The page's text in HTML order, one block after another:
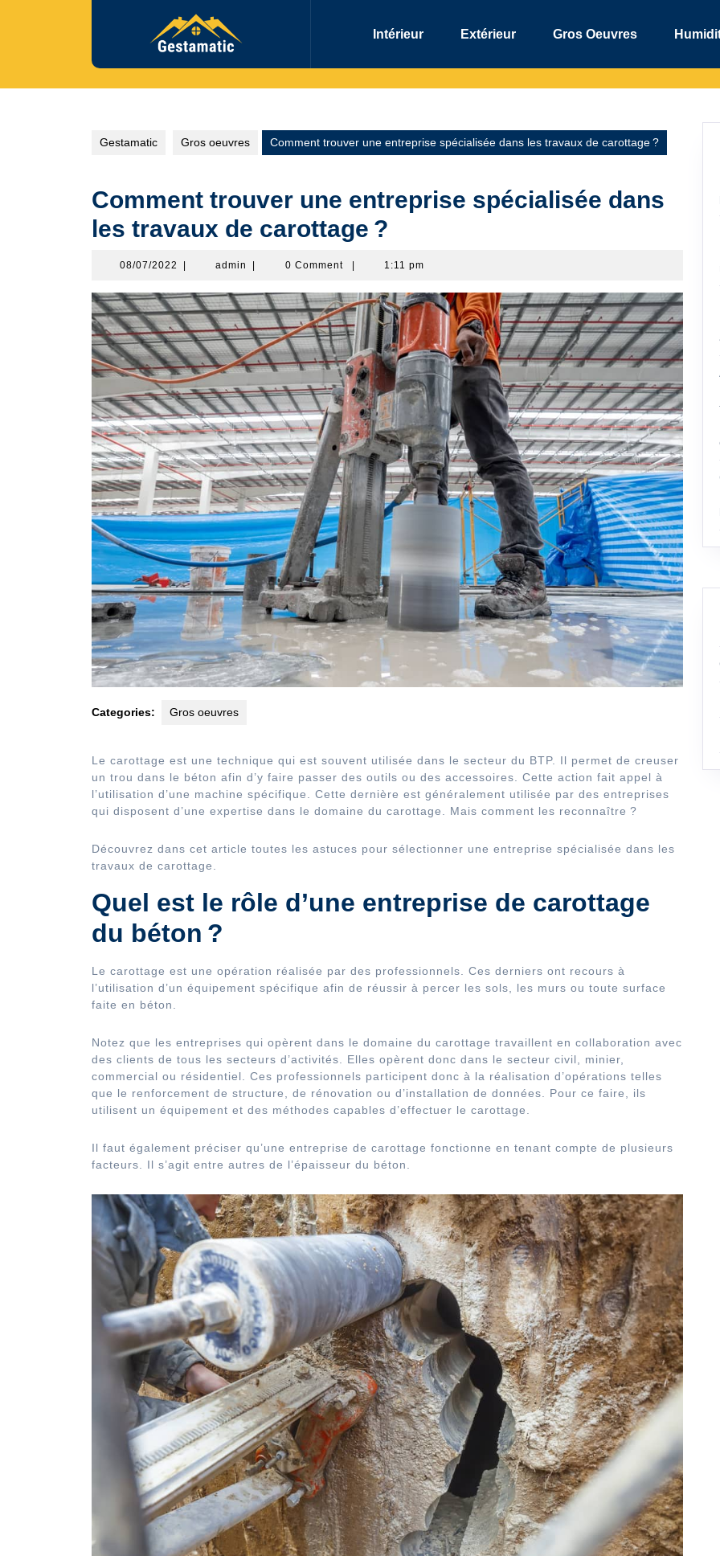
Intérieur Extérieur Gros Oeuvres
Gestamatic Gros oeuvres Comment trouver une entreprise spécialisée dans les travaux de carottage ?
Comment trouver une entreprise spécialisée dans
les travaux de carottage ?
08/07/2022 08/07/2022
admin admin 0 Comment 1:11 pm
Categories: Gros oeuvres
Le carottage est une technique qui est souvent utilisée dans le secteur du BTP. Il permet de creuser
un trou dans le béton afin d’y faire passer des outils ou des accessoires. Cette action fait appel à
l’utilisation d’une machine spécifique. Cette dernière est généralement utilisée par des entreprises
qui disposent d’une expertise dans le domaine du carottage. Mais comment les reconnaître ?
Découvrez dans cet article toutes les astuces pour sélectionner une entreprise spécialisée dans les
travaux de carottage.
Quel est le rôle d’une entreprise de carottage
du béton ?
Le carottage est une opération réalisée par des professionnels. Ces derniers ont recours à
l’utilisation d’un équipement spécifique afin de réussir à percer les sols, les murs ou toute surface
faite en béton.
Notez que les entreprises qui opèrent dans le domaine du carottage travaillent en collaboration avec
des clients de tous les secteurs d’activités. Elles opèrent donc dans le secteur civil, minier,
commercial ou résidentiel. Ces professionnels participent donc à la réalisation d’opérations telles
que le renforcement de structure, de rénovation ou d’installation de données. Pour ce faire, ils
utilisent un équipement et des méthodes capables d’effectuer le carottage.
Il faut également préciser qu’une entreprise de carottage fonctionne en tenant compte de plusieurs
facteurs. Il s’agit entre autres de l’épaisseur du béton.